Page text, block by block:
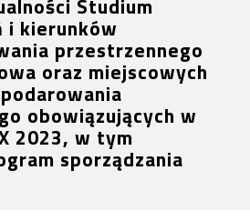
Studium
i kierunków
przestrzennego
oraz miejscowych
obowiązujących w
2023, w tym
sporządzania